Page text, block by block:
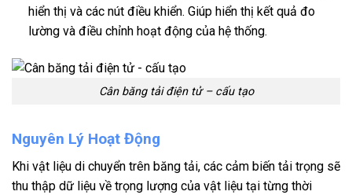
hiển thị và các nút điều khiển. Giúp hiển thị kết quả đo
lường và điều chỉnh hoạt động của hệ thống.
Cân băng tải điện tử – cấu tạo
Nguyên Lý Hoạt Động
Khi vật liệu di chuyển trên băng tải, các cảm biến tải trọng sẽ
thu thập dữ liệu về trọng lượng của vật liệu tại từng thời